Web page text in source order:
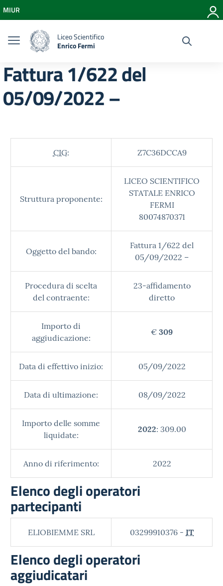
Vai al menu di navigazione
Vai al footer
MIUR
Liceo Scientifico
Enrico Fermi
Fattura 1/622 del
05/09/2022 –
CIG: Z7C36DCCA9
Struttura proponente:
LICEO SCIENTIFICO
STATALE ENRICO
FERMI
80074870371
Oggetto del bando:
Fattura 1/622 del
05/09/2022 –
Procedura di scelta
del contraente:
23-affidamento
diretto
Importo di
aggiudicazione:
€ 309
Data di effettivo inizio: 05/09/2022
Data di ultimazione: 08/09/2022
Importo delle somme
liquidate:
2022: 309.00
Anno di riferimento: 2022
Elenco degli operatori
partecipanti
ELIOBIEMME SRL 03299910376 - IT
Elenco degli operatori
aggiudicatari